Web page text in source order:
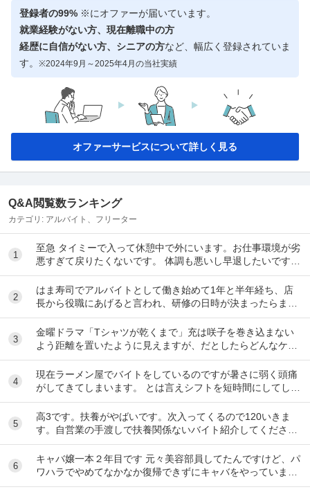
登録者の99% ※にオファーが届いています。
就業経験がない方、現在離職中の方
経歴に自信がない方、シニアの方など、幅広く登録されていま
す。 ※2024年9月～2025年4月の当社実績
オファーサービスについて詳しく見る
Q&A閲覧数ランキング
カテゴリ: アルバイト、フリーター
1
至急 タイミーで入って休憩中で外にいます。お仕事環境が劣
悪すぎて戻りたくないです。 体調も悪いし早退したいです。
電話したのですが通話中で一生繋がらなくて...
2
はま寿司でアルバイトとして働き始めて1年と半年経ち、店
長から役職にあげると言われ、研修の日時が決まったらまた
伝えると言われて1ヶ月が経ちました。 自分は心...
3
金曜ドラマ「Tシャツが乾くまで」充は咲子を巻き込まない
よう距離を置いたように見えますが、だとしたらどんなケー
スが考えられますか？ ①大恩人を一人で養わな...
4
現在ラーメン屋でバイトをしているのですが暑さに弱く頭痛
がしてきてしまいます。 とは言えシフトを短時間にしてしま
うとあまり稼げないのでバイトを変えたいと思っ...
5
高3です。扶養がやばいです。次入ってくるので120いきま
す。自営業の手渡しで扶養関係ないバイト紹介してくださ
い。大阪市です
6
キャバ嬢一本２年目です 元々美容部員してたんですけど、パ
ワハラでやめてなかなか復帰できずにキャバをやっています
昼間の仕事復帰したいのですが、またパワハラ...